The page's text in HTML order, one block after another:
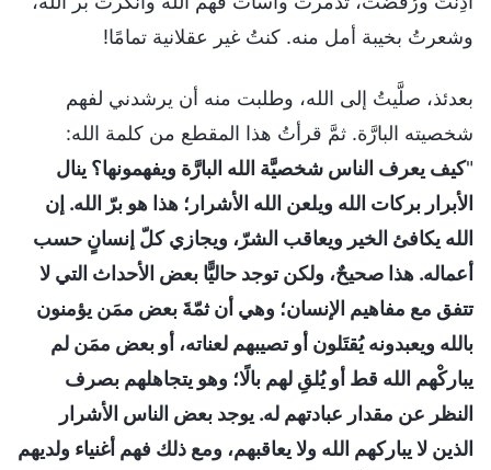
وشعرتُ بخيبة أمل منه. كنتُ غير عقلانية تمامًا!
بعدئذ، صلَّيتُ إلى الله، وطلبت منه أن يرشدني لفهم
شخصيته البارَّة. ثمَّ قرأتُ هذا المقطع من كلمة الله:
"كيف يعرف الناس شخصيَّة الله البارَّة ويفهمونها؟ ينال
الأبرار بركات الله ويلعن الله الأشرار؛ هذا هو برّ الله. إن
الله يكافئ الخير ويعاقب الشرّ، ويجازي كلّ إنسانٍ حسب
أعماله. هذا صحيحٌ، ولكن توجد حاليًّا بعض الأحداث التي لا
تتفق مع مفاهيم الإنسان؛ وهي أن ثمّةَ بعض ممَن يؤمنون
بالله ويعبدونه يُقتَلون أو تصيبهم لعناته، أو بعض ممَن لم
يباركْهم الله قط أو يُلقِ لهم بالًا؛ وهو يتجاهلهم بصرف
النظر عن مقدار عبادتهم له. يوجد بعض الناس الأشرار
الذين لا يباركهم الله ولا يعاقبهم، ومع ذلك فهم أغنياء ولديهم